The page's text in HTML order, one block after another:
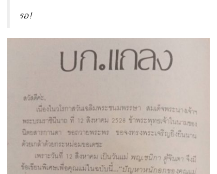
รอ!